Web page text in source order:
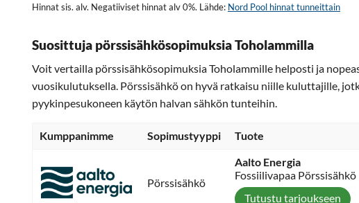
Hinnat sis. alv. Negatiiviset hinnat alv 0%. Lähde: Nord Pool hinnat tunneittain
Suosittuja pörssisähkösopimuksia Toholammilla
Voit vertailla pörssisähkösopimuksia Toholammille helposti ja
vuosikulutuksella. Pörssisähkö on hyvä ratkaisu niille kuluttajille,
pyykinpesukoneen käytön halvan sähkön tunteihin.
Kumppanimme Sopimustyyppi Tuote
Pörssisähkö
Aalto Energia
Fossiilivapaa Pörssisähkö
Tutustu tarjoukseen